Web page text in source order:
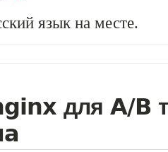
язык на месте.
для A/B